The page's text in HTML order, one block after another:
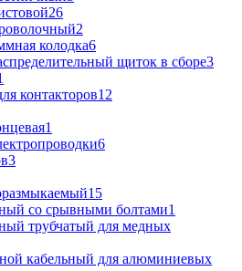
26
2
колодка6
щиток в сборе3
контакторов12
1
6
3
15
со срывными болтами1
трубчатый для медных
кабельный для алюминиевых